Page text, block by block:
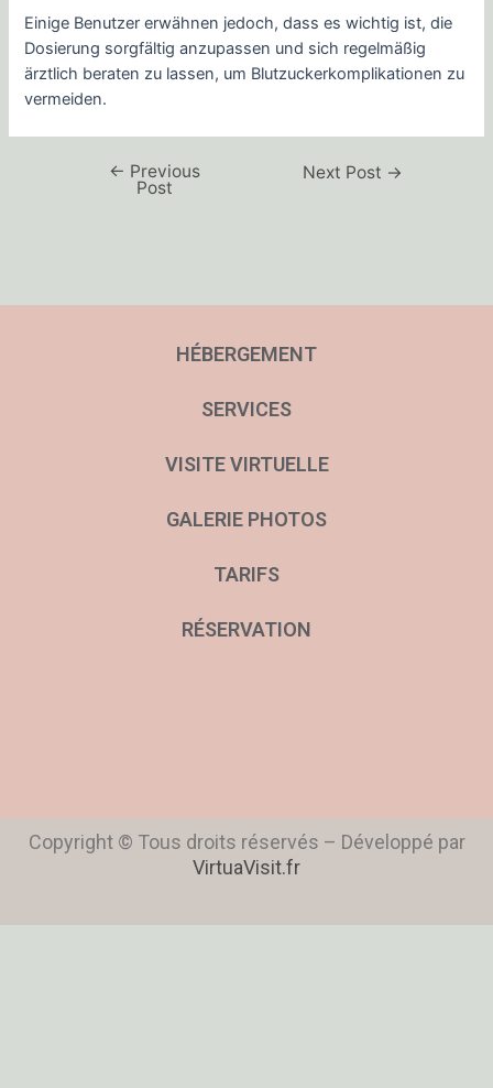
Einige Benutzer erwähnen jedoch, dass es wichtig ist, die
Dosierung sorgfältig anzupassen und sich regelmäßig
ärztlich beraten zu lassen, um Blutzuckerkomplikationen zu
vermeiden.
← Previous
Post
Next Post →
HÉBERGEMENT
SERVICES
VISITE VIRTUELLE
GALERIE PHOTOS
TARIFS
RÉSERVATION
Copyright © Tous droits réservés – Développé par
VirtuaVisit.fr